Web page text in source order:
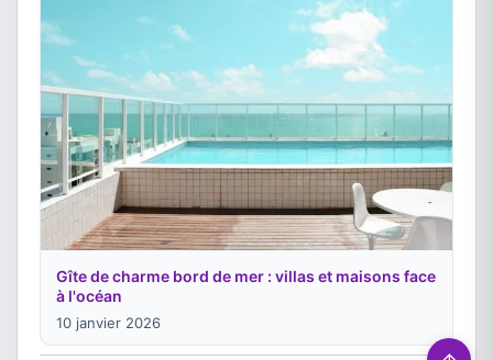
Gîte de charme bord de mer : villas et maisons face
à l'océan
10 janvier 2026